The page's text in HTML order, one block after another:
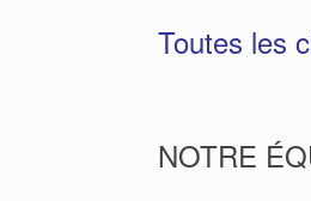
Toutes les
NOTRE